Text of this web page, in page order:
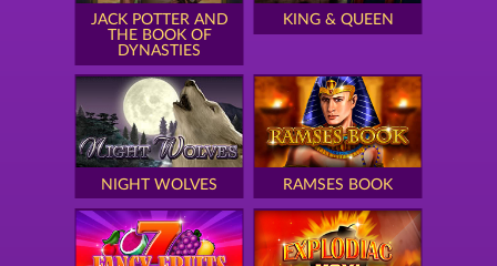
JACK POTTER AND
THE BOOK OF
DYNASTIES
KING & QUEEN
NIGHT WOLVES RAMSES BOOK